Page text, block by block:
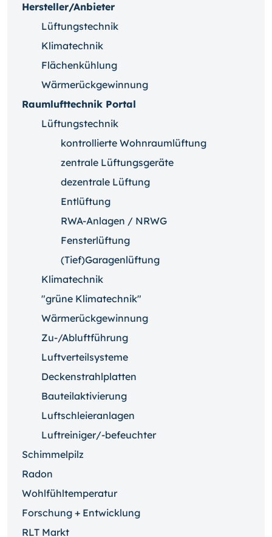
Hersteller/Anbieter
Lüftungstechnik
Klimatechnik
Flächenkühlung
Wärmerückgewinnung
Raumlufttechnik Portal
Lüftungstechnik
kontrollierte Wohnraumlüftung
zentrale Lüftungsgeräte
dezentrale Lüftung
Entlüftung
RWA-Anlagen / NRWG
Fensterlüftung
(Tief)Garagenlüftung
Klimatechnik
"grüne Klimatechnik"
Wärmerückgewinnung
Zu-/Abluftführung
Luftverteilsysteme
Deckenstrahlplatten
Bauteilaktivierung
Luftschleieranlagen
Luftreiniger/-befeuchter
Schimmelpilz
Radon
Wohlfühltemperatur
Forschung + Entwicklung
RLT Markt